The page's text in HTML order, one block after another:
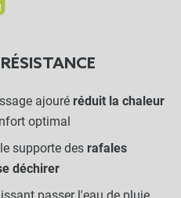
TRANQUILLITÉ
€ - +
Sandow "Stop"
ajouré réduit la chaleur
optimal
supporte des rafales
déchirer